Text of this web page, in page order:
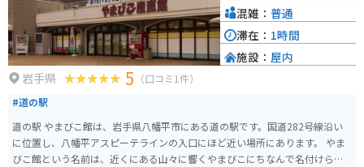
岩手県 5 （口コミ1件）
#道の駅
道の駅 やまびこ館は、岩手県八幡平市にある道の駅です。国道282号線沿い
に位置し、八幡平アスピーテラインの入口にほど近い場所にあります。 やま
びこ館という名前は、近くにある山々に響くやまびこにちなんで名付けられ
混雑： 普通
滞在： 1時間
施設： 屋内